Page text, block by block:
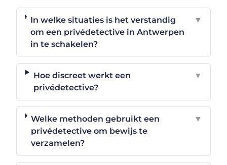
In welke situaties is het verstandig
om een privédetective in Antwerpen
in te schakelen?
▼
Hoe discreet werkt een
privédetective?
▼
Welke methoden gebruikt een
privédetective om bewijs te
verzamelen?
▼